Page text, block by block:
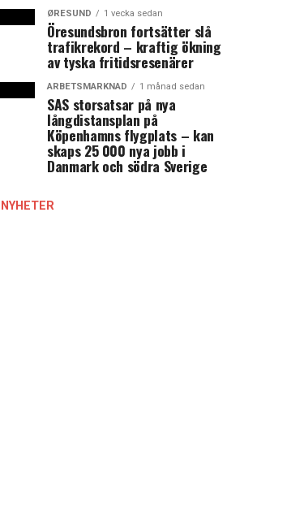
ØRESUND 1 vecka sedan
Öresundsbron fortsätter slå
trafikrekord – kraftig ökning
av tyska fritidsresenärer
ARBETSMARKNAD 1 månad sedan
SAS storsatsar på nya
långdistansplan på
Köpenhamns flygplats – kan
skaps 25 000 nya jobb i
Danmark och södra Sverige